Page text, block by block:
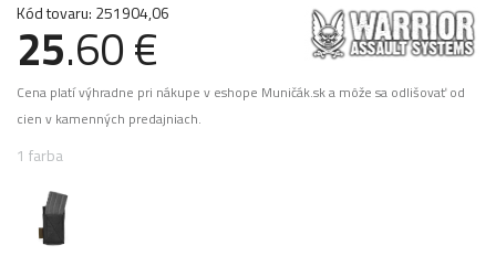
Kód tovaru: 251904,06
25.60 €
Cena platí výhradne pri nákupe v eshope Muničák.sk a môže sa odlišovať od
cien v kamenných predajniach.
1 farba